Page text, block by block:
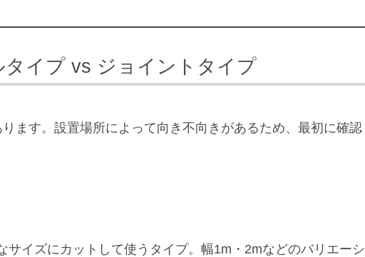
タイプ vs ジョイントタイプ
ます。設置場所によって向き不向きがあるため、最初に確認
サイズにカットして使うタイプ。幅1m・2mなどのバリエーシ